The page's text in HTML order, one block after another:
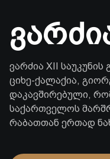
ვარძია XII
ციხე-ქალაქია,
დაკავშირებული,
საქართველოს
რაბათთან ერთად